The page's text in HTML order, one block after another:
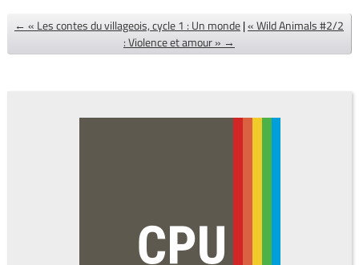
← « Les contes du villageois, cycle 1 : Un monde|« Wild Animals #2/2
: Violence et amour » →